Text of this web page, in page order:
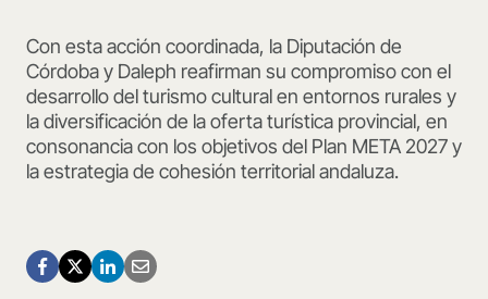
Con esta acción coordinada, la Diputación de
Córdoba y Daleph reafirman su compromiso con el
desarrollo del turismo cultural en entornos rurales y
la diversificación de la oferta turística provincial, en
consonancia con los objetivos del Plan META 2027 y
la estrategia de cohesión territorial andaluza.